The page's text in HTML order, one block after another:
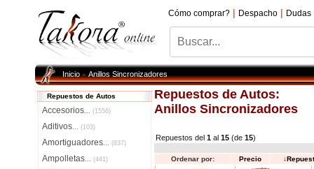
Cómo comprar? | Despacho | Dudas
Inicio»Anillos Sincronizadores
Repuestos de Autos
Accesorios... (1556)
Aditivos... (103)
Amortiguadores... (837)
Ampolletas... (441)
Repuestos de Autos:
Anillos Sincronizadores
Repuestos del 1 al 15 (de 15)
Ordenar por: Precio ↓